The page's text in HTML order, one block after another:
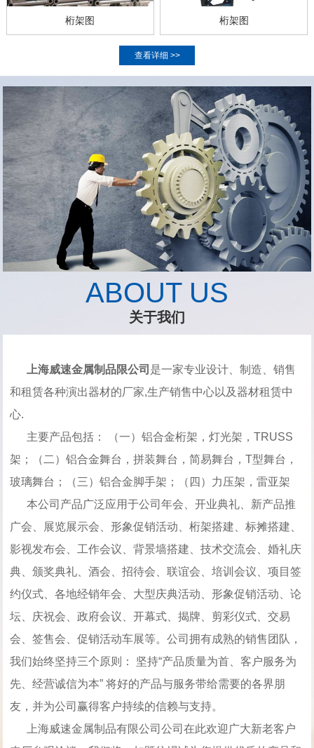
桁架图 桁架图
查看详细 >>
ABOUT US
关于我们
上海威速金属制品限公司 是一家专业设计、制造、销售
和租赁各种演出器材的厂家,生产销售中心以及器材租赁中
心.
主要产品包括： （一）铝合金桁架，灯光架，TRUSS
架；（二）铝合金舞台，拼装舞台，简易舞台，T型舞台，
玻璃舞台；（三）铝合金脚手架；（四）力压架，雷亚架
本公司产品广泛应用于公司年会、开业典礼、新产品推
广会、展览展示会、形象促销活动、桁架搭建、标摊搭建、
影视发布会、工作会议、背景墙搭建、技术交流会、婚礼庆
典、颁奖典礼、酒会、招待会、联谊会、培训会议、项目签
约仪式、各地经销年会、大型庆典活动、形象促销活动、论
坛、庆祝会、政府会议、开幕式、揭牌、剪彩仪式、交易
会、签售会、促销活动车展等。公司拥有成熟的销售团队，
我们始终坚持三个原则： 坚持“产品质量为首、客户服务为
先、经营诚信为本” 将好的产品与服务带给需要的各界朋
友，并为公司赢得客户持续的信赖与支持。
上海威速金属制品有限公司公司在此欢迎广大新老客户